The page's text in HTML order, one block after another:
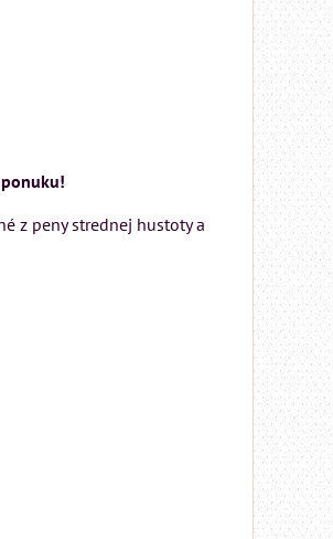
z peny strednej hustoty a